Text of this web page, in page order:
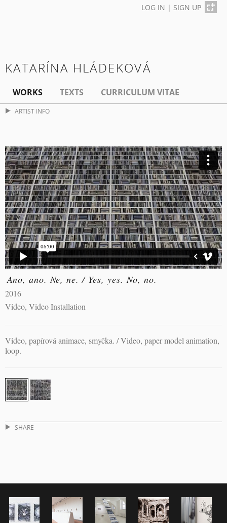
LOG IN | SIGN UP
KATARÍNA HLÁDEKOVÁ
WORKS TEXTS CURRICULUM VITAE
ARTIST INFO
Ano, ano. Ne, ne. / Yes, yes. No, no.
2016
Video, Video Installation
Video, papírová animace, smyčka. / Video, paper model animation,
loop.
SHARE